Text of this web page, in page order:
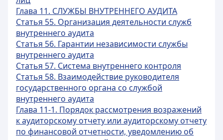
Глава 11. СЛУЖБЫ ВНУТРЕННЕГО АУДИТА
Статья 55. Организация деятельности служб
внутреннего аудита
Статья 56. Гарантии независимости службы
внутреннего аудита
Статья 57. Система внутреннего контроля
Статья 58. Взаимодействие руководителя
государственного органа со службой
внутреннего аудита
Глава 11-1. Порядок рассмотрения возражений
к аудиторскому отчету или аудиторскому отчету
по финансовой отчетности, уведомлению об